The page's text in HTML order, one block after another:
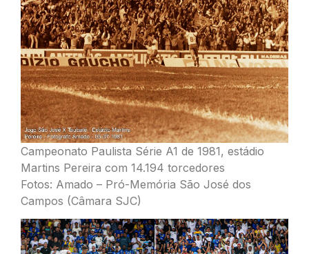
Campeonato Paulista Série A1 de 1981, estádio
Martins Pereira com 14.194 torcedores
Fotos: Amado – Pró-Memória São José dos
Campos (Câmara SJC)